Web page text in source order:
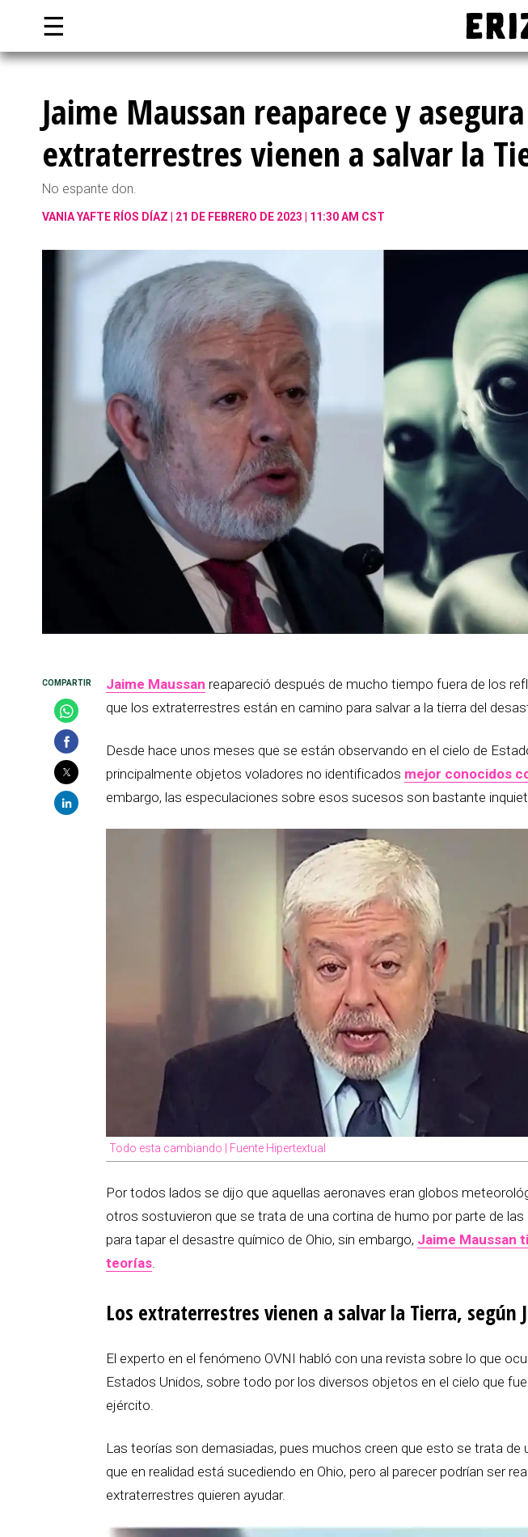
☰
Jaime Maussan reaparece y
extraterrestres vienen a salvar la
No espante don.
VANIA YAFTE RÍOS DÍAZ 21 DE FEBRERO DE 2023 | 11:30 AM CST
Jaime Maussan reapareció después de mucho tiempo fuera de los
que los extraterrestres están en camino para salvar a la tierra del
Desde hace unos meses que se están observando en el cielo de
principalmente objetos voladores no identificados mejor conocidos
embargo, las especulaciones sobre esos sucesos son bastante
Todo esta cambiando | Fuente Hipertextual
Por todos lados se dijo que aquellas aeronaves eran globos
otros sostuvieron que se trata de una cortina de humo por parte de las
para tapar el desastre químico de Ohio, sin embargo, Jaime Maussan
teorías
Los extraterrestres vienen a salvar la Tierra, según
El experto en el fenómeno OVNI habló con una revista sobre lo que
Estados Unidos, sobre todo por los diversos objetos en el cielo que
ejército.
Las teorías son demasiadas, pues muchos creen que esto se trata de
que en realidad está sucediendo en Ohio, pero al parecer podrían ser
extraterrestres quieren ayudar.